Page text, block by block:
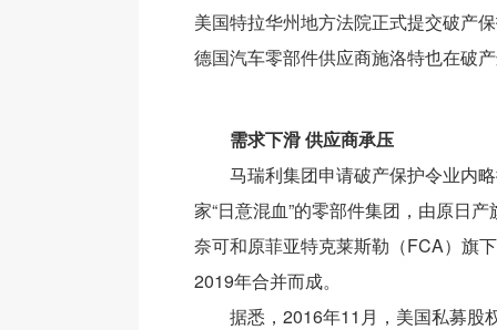
美国特拉华州地方法院正式提交破产
德国汽车零部件供应商施洛特也在破
需求下滑 供应商承压
马瑞利集团申请破产保护令业内略
家“日意混血”的零部件集团，由原日
奈可和原菲亚特克莱斯勒（FCA）旗
2019年合并而成。
据悉，2016年11月，美国私募股